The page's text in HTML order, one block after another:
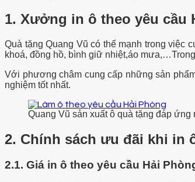
1. Xưởng in ô theo yêu cầu
Quà tặng Quang Vũ có thế mạnh trong việc
khoá, đồng hồ, bình giữ nhiệt,áo
Với phương châm cung cấp những sản
nghiệm tốt nhất.
Quang Vũ sản xuất ô quà tặng đáp ứng
2. Chính sách ưu đãi khi in
2.1. Giá in ô theo yêu cầu Hải